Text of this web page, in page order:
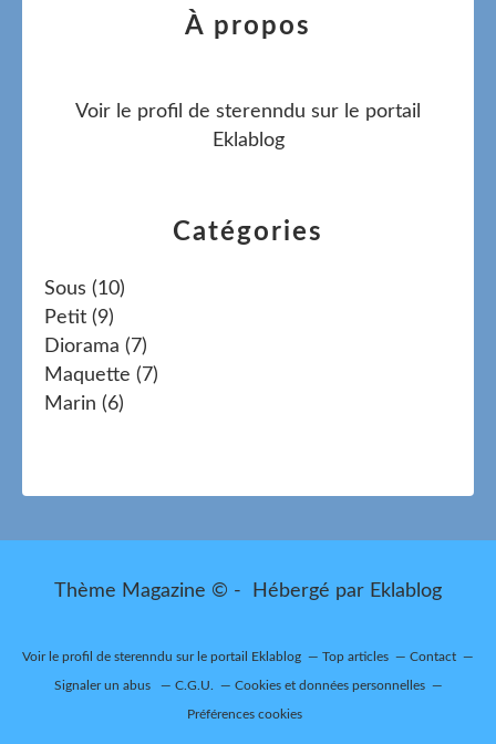
Catégories
Sous (10)
Petit (9)
Diorama (7)
Maquette (7)
Marin (6)
À propos
Voir le profil de sterenndu sur le portail
Eklablog
Thème Magazine © - Hébergé par Eklablog
Voir le profil de sterenndu sur le portail Eklablog Top articles Contact
Signaler un abus C.G.U. Cookies et données personnelles
Préférences cookies